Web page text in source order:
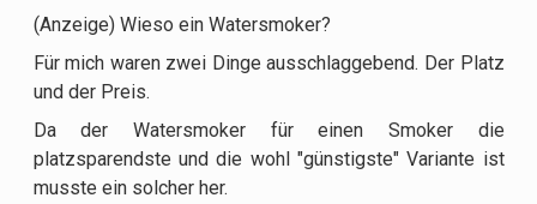
(Anzeige) Wieso ein Watersmoker?
Für mich waren zwei Dinge ausschlaggebend. Der Platz
und der Preis.
Da der Watersmoker für einen Smoker die
platzsparendste und die wohl "günstigste" Variante ist
musste ein solcher her.